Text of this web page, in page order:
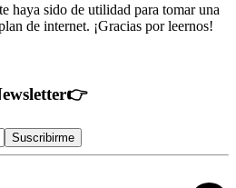
haya sido de utilidad para tomar una
de internet. ¡Gracias por leernos!
👉
Suscribirme